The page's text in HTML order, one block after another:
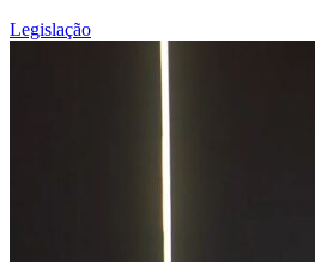
Legislação